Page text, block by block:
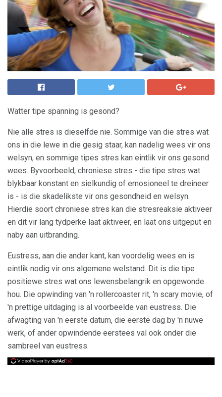
Watter tipe spanning is gesond?
Nie alle stres is dieselfde nie. Sommige van die stres wat
ons in die lewe in die gesig staar, kan nadelig wees vir ons
welsyn, en sommige tipes stres kan eintlik vir ons gesond
wees. Byvoorbeeld, chroniese stres - die tipe stres wat
blykbaar konstant en sielkundig of emosioneel te dreineer
is - is die skadelikste vir ons gesondheid en welsyn.
Hierdie soort chroniese stres kan die stresreaksie aktiveer
en dit vir lang tydperke laat aktiveer, en laat ons uitgeput en
naby aan uitbranding.
Eustress, aan die ander kant, kan voordelig wees en is
eintlik nodig vir ons algemene welstand. Dit is die tipe
positiewe stres wat ons lewensbelangrik en opgewonde
hou. Die opwinding van 'n rollercoaster rit, 'n scary movie, of
'n prettige uitdaging is al voorbeelde van eustress. Die
afwagting van 'n eerste datum, die eerste dag by 'n nuwe
werk, of ander opwindende eerstees val ook onder die
sambreel van eustress.